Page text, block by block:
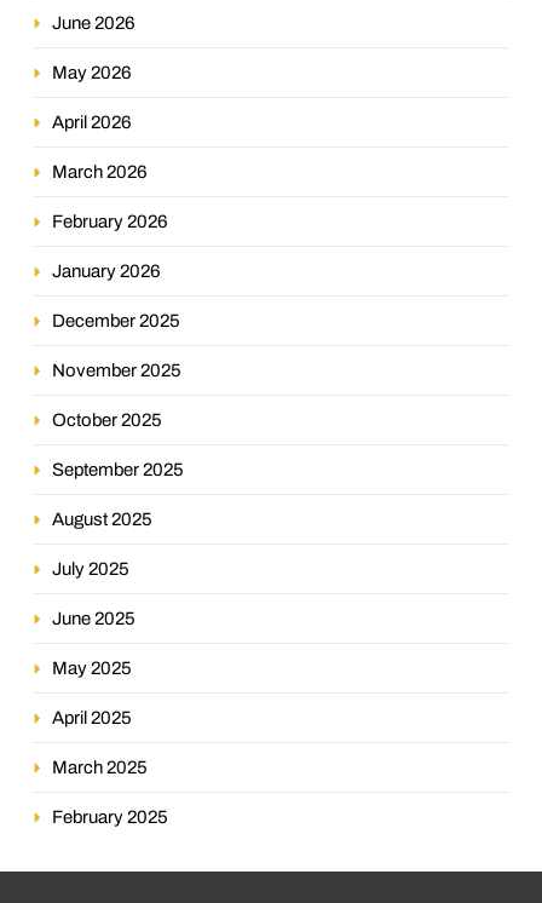
June 2026
May 2026
April 2026
March 2026
February 2026
January 2026
December 2025
November 2025
October 2025
September 2025
August 2025
July 2025
June 2025
May 2025
April 2025
March 2025
February 2025